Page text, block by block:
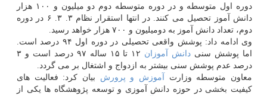
دوره اول متوسطه و در دوره متوسطه دوم دو میلیون و ۱۰۰ هزار
دانش آموز تحصیل می كنند. در انتها استقرار نظام ۳. ۳. ۶ در دوره
دوم، تعداد دانش آموز به دومیلیون و ۷۰۰ هزار خواهد رسید.
وی ادامه داد: پوشش واقعی تحصیلی در دوره اول ۹۴ درصد است.
اما پوشش سنی دانش آموزان
۱۲ تا ۱۵ ساله ۹۷ درصد است و ۳
درصد عدم پوشش سنی بیشتر به ازدواج و اشتغال بر می گردد.
معاون متوسطه وزارت
آموزش و پرورش بیان كرد: فعالیت های
كیفیت بخشی در حوزه دانش آموزی و توسعه پژوهشگاه ها یكی از